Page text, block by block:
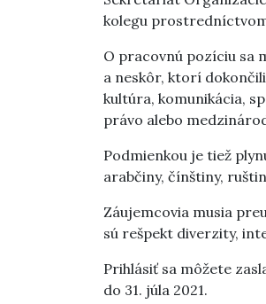
kolegu
O pracovnú pozíciu sa
a neskôr, ktorí
kultúra, komunikácia,
právo alebo
Podmienkou je tiež
arabčiny, čínštiny,
Záujemcovia musia
sú rešpekt diverzity,
Prihlásiť sa môžete
do 31. júla 2021.